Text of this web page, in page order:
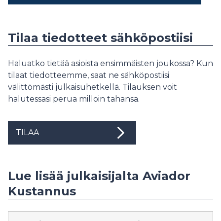
Tilaa tiedotteet sähköpostiisi
Haluatko tietää asioista ensimmäisten joukossa? Kun
tilaat tiedotteemme, saat ne sähköpostiisi
välittömästi julkaisuhetkellä. Tilauksen voit
halutessasi perua milloin tahansa.
TILAA
Lue lisää julkaisijalta Aviador
Kustannus